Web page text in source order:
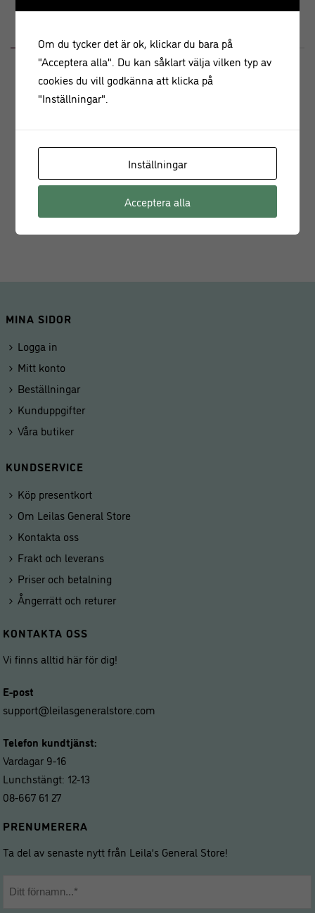
Beskrivning
Halloween Flaggspel i svart med guldtext.
Detta kit innehåller flaggor och band för att göra ett
flaggspel till din Halloween-fest. Häng det i fönstret eller
över Halloweendukningen eller buffén.
MINA SIDOR
Logga in
Mitt konto
Beställningar
Kunduppgifter
Våra butiker
KUNDSERVICE
Köp presentkort
Om Leilas General Store
Kontakta oss
Frakt och leverans
Priser och betalning
Ångerrätt och returer
KONTAKTA OSS
Vi finns alltid här för dig!
E-post
support@leilasgeneralstore.com
Telefon kundtjänst:
Vardagar 9-16
Lunchstängt: 12-13
08-667 61 27
PRENUMERERA
Ta del av senaste nytt från Leila’s General Store!
Om du tycker det är ok, klickar du bara på
"Acceptera alla". Du kan såklart välja vilken typ av
cookies du vill godkänna att klicka på
"Inställningar".
Inställningar
Acceptera alla